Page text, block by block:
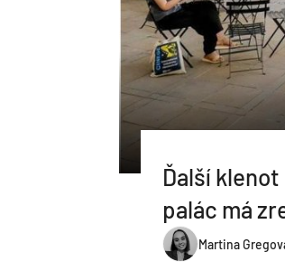
Ďalší
palác má
Martina